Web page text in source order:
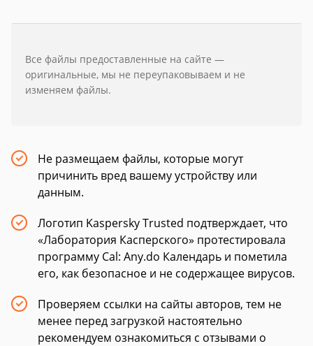
Все файлы предоставленные на сайте —
оригинальные, мы не переупаковываем и не
изменяем файлы.
Не размещаем файлы, которые могут
причинить вред вашему устройству или
данным.
Логотип Kaspersky Trusted подтверждает, что
«Лаборатория Касперского» протестировала
программу Cal: Any.do Календарь и пометила
его, как безопасное и не содержащее вирусов.
Проверяем ссылки на сайты авторов, тем не
менее перед загрузкой настоятельно
рекомендуем ознакомиться с отзывами о